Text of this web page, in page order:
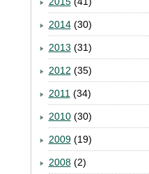
2014(30)
2013 (31)
2012 (35)
2011 (34)
2010(30)
2009(19)
2008(2)